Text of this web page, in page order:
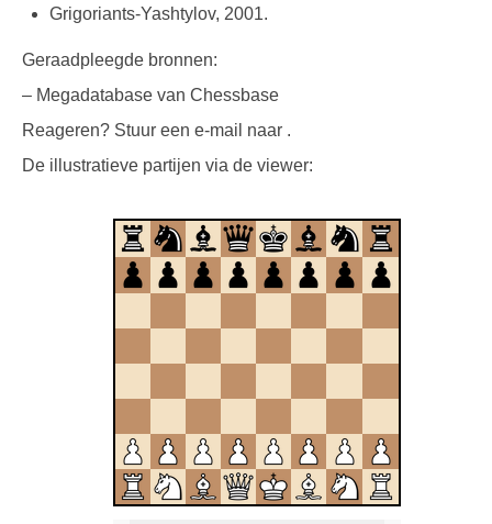
Grigoriants-Yashtylov, 2001.
Geraadpleegde bronnen:
– Megadatabase van Chessbase
Reageren? Stuur een e-mail naar .
De illustratieve partijen via de viewer: